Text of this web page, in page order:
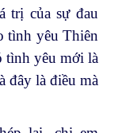
trị của sự đau
tình yêu Thiên
tình yêu mới là
đây là điều mà